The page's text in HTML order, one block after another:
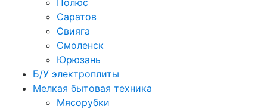
Саратов
Свияга
Смоленск
Юрюзань
Б/У электроплиты
Мелкая бытовая техника
Мясорубки